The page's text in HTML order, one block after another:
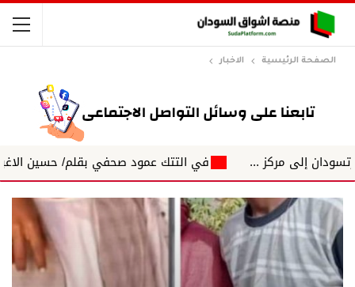
الصفحة الرئيسية الاخبار
مركز ... في التتك عمود صحفي بقلم/ حسين الاغبش